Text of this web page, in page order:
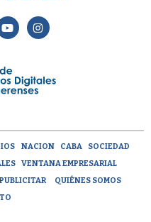
NACION CABA
SOCIEDAD
VENTANA EMPRESARIAL
PUBLICITAR
QUIÉNES SOMOS